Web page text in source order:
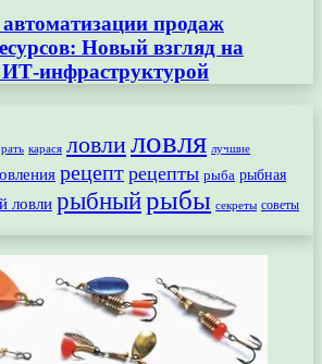
продаж
Новый взгляд на
ИТ-инфраструктурой
карася ловлиловля лучшие
рецепт рецепты рыба рыбная
ловли рыбныйрыбы секреты советы